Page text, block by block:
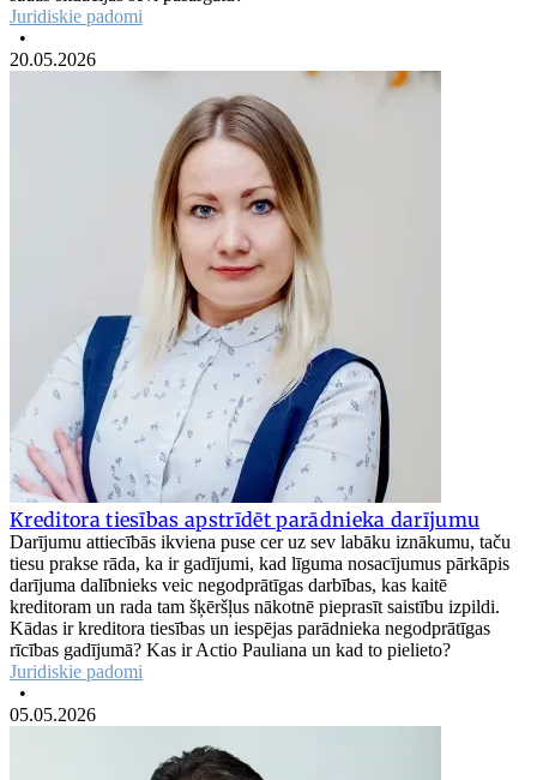
Juridiskie padomi
•
20.05.2026
Kreditora tiesības apstrīdēt parādnieka darījumu
Darījumu attiecībās ikviena puse cer uz sev labāku iznākumu, taču
tiesu prakse rāda, ka ir gadījumi, kad līguma nosacījumus pārkāpis
darījuma dalībnieks veic negodprātīgas darbības, kas kaitē
kreditoram un rada tam šķēršļus nākotnē pieprasīt saistību izpildi.
Kādas ir kreditora tiesības un iespējas parādnieka negodprātīgas
rīcības gadījumā? Kas ir Actio Pauliana un kad to pielieto?
Juridiskie padomi
•
05.05.2026